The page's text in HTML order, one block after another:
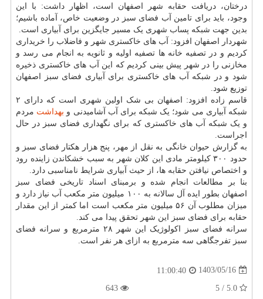
درختان، دریافت حقابه شهر اصفهان است، اظهار داشت: با این
وجود، باید برای تامین آب فضای سبز در وضعیت خاص، آماده باشیم؛
بدین جهت شبکه پساب شهری یک مسیر جایگزین برای آبیاری است.
شهردار اصفهان افزود: آب های خاکستری شهر و فاضلاب را خریداری
کردیم و در تصفیه خانه ها تصفیه اولیه و ثانویه به انجام می رسد و
مخازنی را در شهر پیش بینی کردیم که این آب های خاکستری ذخیره
شود و در شبکه آب های خاکستری برای آبیاری فضای سبز اصفهان
توزیع شود.
قاسم زاده افزود: اصفهان بی شک اولین شهری است که دارای ۲
شبکه آبیاری می شود؛ یک شبکه برای آب آشامیدنی و بهداشت مردم
و یک شبکه آب های خاکستری که برای نگهداری فضای سبز در حال
اجراست.
به گزارش حیوان خانگی به نقل از مهر، پنج هزار هکتار فضای سبز و
حدود ۳۰۰ کیلومتر مادی این کلان شهر به سبب خشکاندن زاینده رود
و اختصاص نیافتن حقابه ها، از حیث آبیاری شرایط نامناسبی دارد.
بنا بر مطالعات انجام شده و برمبنای اسناد تاریخی فضای سبز
اصفهان بطور ایده آل سالانه به ۱۰۰ میلیون متر مکعب آب نیاز دارد و
میزان مطلوب آن ۵۶ میلیون متر مکعب است اما کمتر از این مقدار
حقابه برای فضای سبز این شهر تحقق پیدا می کند.
سرانه فضای سبز اکولوژیک این شهر ۲۸ مترمربع و سرانه فضای
سبز تفرجگاهی سه مترمربع به ازای هر نفر است.
1403/05/16
11:00:40